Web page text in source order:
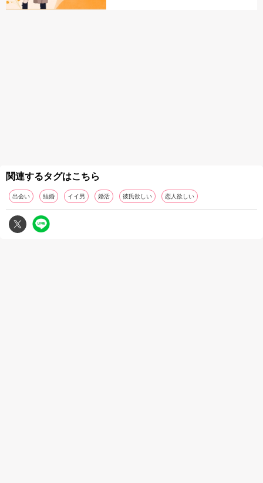
関連するタグはこちら
出会い 結婚 イイ男 婚活 彼氏欲しい 恋人欲しい